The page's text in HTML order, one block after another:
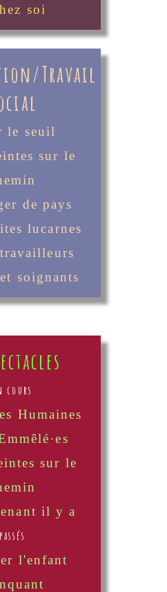
soi
Travail
le seuil
sur le
de pays
lucarnes
soignants
cours
Humaines
sur le
il y a
passés
l'enfant